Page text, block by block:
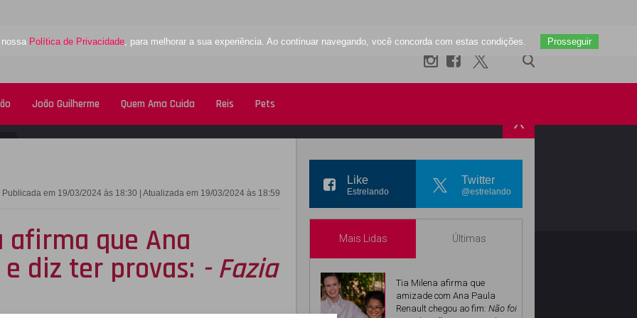
Política de Privacidade, para melhorar a sua experiência. Ao continuar navegando, você concorda com estas condições. Prosseguir
João Guilherme Quem Ama Cuida Reis Pets
X
Publicada em 19/03/2024 às 18:30 | Atualizada em 19/03/2024 às 18:59
afirma que Ana
diz ter provas: - Fazia
Like
Estrelando
Twitter
@estrelando
Mais Lidas Últimas
Tia Milena afirma que
amizade com Ana Paula
Renault chegou ao fim: Não foi
INSTAGRAM